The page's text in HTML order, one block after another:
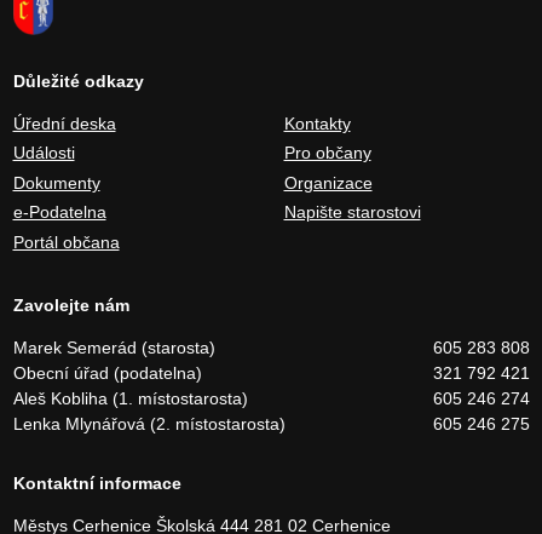
Důležité odkazy
Úřední deska
Události
Dokumenty
e-Podatelna
Portál občana
Kontakty
Pro občany
Organizace
Napište starostovi
Zavolejte nám
Marek Semerád (starosta)
605 283 808
Obecní úřad (podatelna)
321 792 421
Aleš Kobliha (1. místostarosta)
605 246 274
Lenka Mlynářová (2. místostarosta)
605 246 275
Kontaktní informace
Městys CerheniceŠkolská 444281 02 Cerhenice